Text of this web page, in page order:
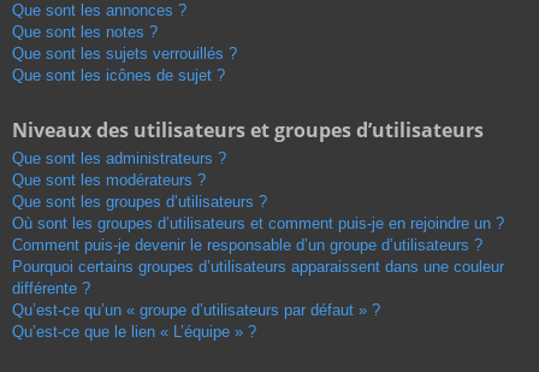
Que sont les annonces ?
Que sont les notes ?
Que sont les sujets verrouillés ?
Que sont les icônes de sujet ?
Niveaux des utilisateurs et groupes d’utilisateurs
Que sont les administrateurs ?
Que sont les modérateurs ?
Que sont les groupes d’utilisateurs ?
Où sont les groupes d’utilisateurs et comment puis-je en rejoindre un ?
Comment puis-je devenir le responsable d’un groupe d’utilisateurs ?
Pourquoi certains groupes d’utilisateurs apparaissent dans une couleur
différente ?
Qu’est-ce qu’un « groupe d’utilisateurs par défaut » ?
Qu’est-ce que le lien « L’équipe » ?